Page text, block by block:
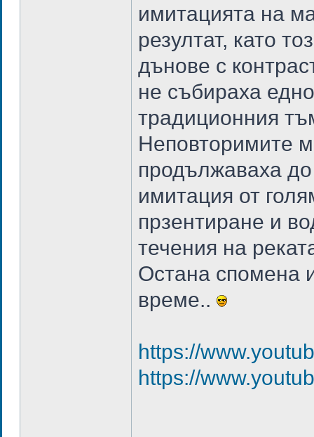
имитацията на
резултат, като
дънове с
не събираха
традиционния
Неповторимите
продължаваха
имитация от
прзентиране и
течения на
Остана спомена
време..
https://
https://